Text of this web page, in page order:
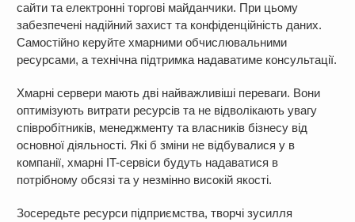
сайти та електронні торгові майданчики. При цьому
забезпечені надійний захист та конфіденційність даних.
Самостійно керуйте хмарними обчислювальними
ресурсами, а технічна підтримка надаватиме консультації.
Хмарні сервери мають дві найважливіші переваги. Вони
оптимізують витрати ресурсів та не відволікають увагу
співробітників, менеджменту та власників бізнесу від
основної діяльності. Які б зміни не відбувалися у в
компанії, хмарні IT-сервіси будуть надаватися в
потрібному обсязі та у незмінно високій якості.
Зосередьте ресурси підприємства, творчі зусилля